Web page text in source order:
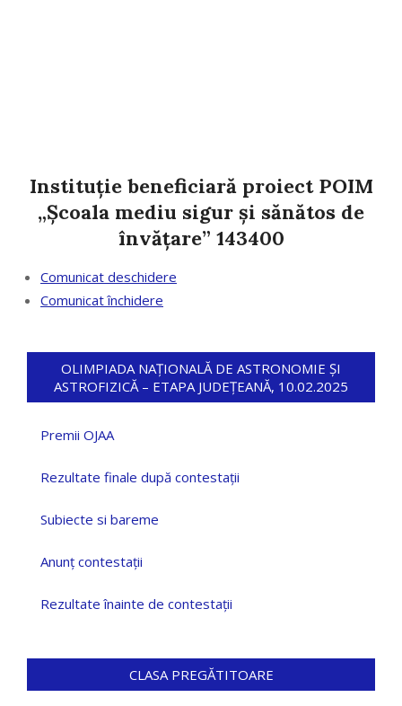
Instituție beneficiară proiect POIM
„Școala mediu sigur și sănătos de
învățare” 143400
Comunicat deschidere
Comunicat închidere
OLIMPIADA NAȚIONALĂ DE ASTRONOMIE ȘI
ASTROFIZICĂ – ETAPA JUDEȚEANĂ, 10.02.2025
Premii OJAA
Rezultate finale după contestații
Subiecte si bareme
Anunț contestații
Rezultate înainte de contestații
CLASA PREGĂTITOARE